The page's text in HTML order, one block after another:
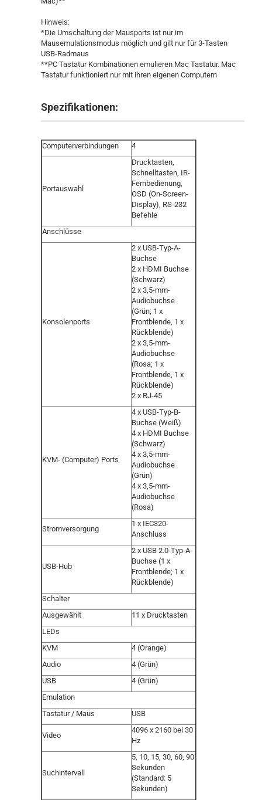
Hinweis:
*Die Umschaltung der Mausports ist nur im
Mausemulationsmodus möglich und gilt nur für 3-Tasten
USB-Radmaus
**PC Tastatur Kombinationen emulieren Mac Tastatur. Mac
Tastatur funktioniert nur mit ihren eigenen Computern
Spezifikationen:
Computerverbindungen 4
Portauswahl
Drucktasten,
Schnelltasten, IR-
Fernbedienung,
OSD (On-Screen-
Display), RS-232
Befehle
Anschlüsse
Konsolenports
2 x USB-Typ-A-
Buchse
2 x HDMI Buchse
(Schwarz)
2 x 3,5-mm-
Audiobuchse
(Grün; 1 x
Frontblende, 1 x
Rückblende)
2 x 3,5-mm-
Audiobuchse
(Rosa; 1 x
Frontblende, 1 x
Rückblende)
2 x RJ-45
KVM- (Computer) Ports
4 x USB-Typ-B-
Buchse (Weiß)
4 x HDMI Buchse
(Schwarz)
4 x 3,5-mm-
Audiobuchse
(Grün)
4 x 3,5-mm-
Audiobuchse
(Rosa)
Stromversorgung
1 x IEC320-
Anschluss
USB-Hub
2 x USB 2.0-Typ-A-
Buchse (1 x
Frontblende; 1 x
Rückblende)
Schalter
Ausgewählt
11 x Drucktasten
LEDs
KVM
4 (Orange)
Audio
4 (Grün)
USB
4 (Grün)
Emulation
Tastatur / Maus
USB
Video
4096 x 2160 bei 30
Hz
Suchintervall
5, 10, 15, 30, 60, 90
Sekunden
(Standard: 5
Sekunden)